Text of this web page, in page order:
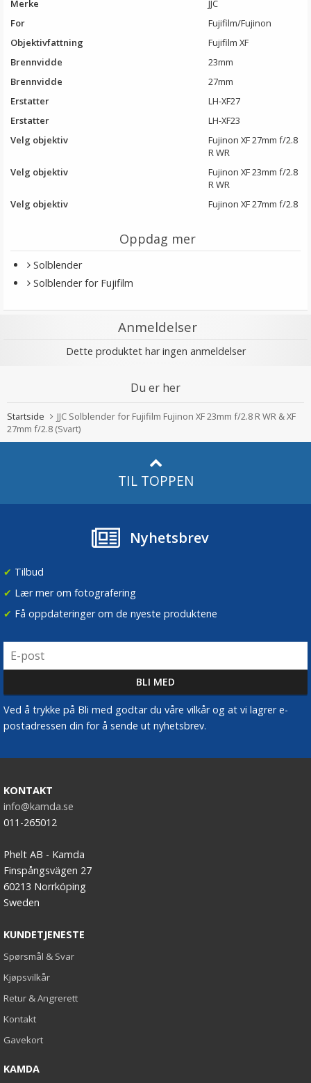
Merke
JJC
For
Fujifilm/Fujinon
Objektivfattning
Fujifilm XF
Brennvidde
23mm
Brennvidde
27mm
Erstatter
LH-XF27
Erstatter
LH-XF23
Velg objektiv
Fujinon XF 27mm f/2.8
R WR
Velg objektiv
Fujinon XF 23mm f/2.8
R WR
Velg objektiv
Fujinon XF 27mm f/2.8
Oppdag mer
Solblender
Solblender for Fujifilm
Anmeldelser
Dette produktet har ingen anmeldelser
Du er her
Startside
JJC Solblender for Fujifilm Fujinon XF 23mm f/2.8 R WR & XF
27mm f/2.8 (Svart)
TIL TOPPEN
Nyhetsbrev
✔ Tilbud
✔ Lær mer om fotografering
✔ Få oppdateringer om de nyeste produktene
Ved å trykke på Bli med godtar du våre vilkår og at vi lagrer e-
postadressen din for å sende ut nyhetsbrev.
KONTAKT
info@kamda.se
011-265012
Phelt AB - Kamda
Finspångsvägen 27
60213 Norrköping
Sweden
KUNDETJENESTE
Spørsmål & Svar
Kjøpsvilkår
Retur & Angrerett
Kontakt
Gavekort
KAMDA